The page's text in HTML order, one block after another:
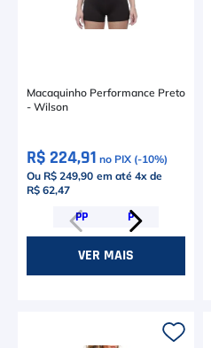
Macaquinho Performance Preto
- Wilson
R$ 224,91 no PIX (-10%)
Ou R$ 249,90 em até 4x de
R$ 62,47
PP P
VER MAIS